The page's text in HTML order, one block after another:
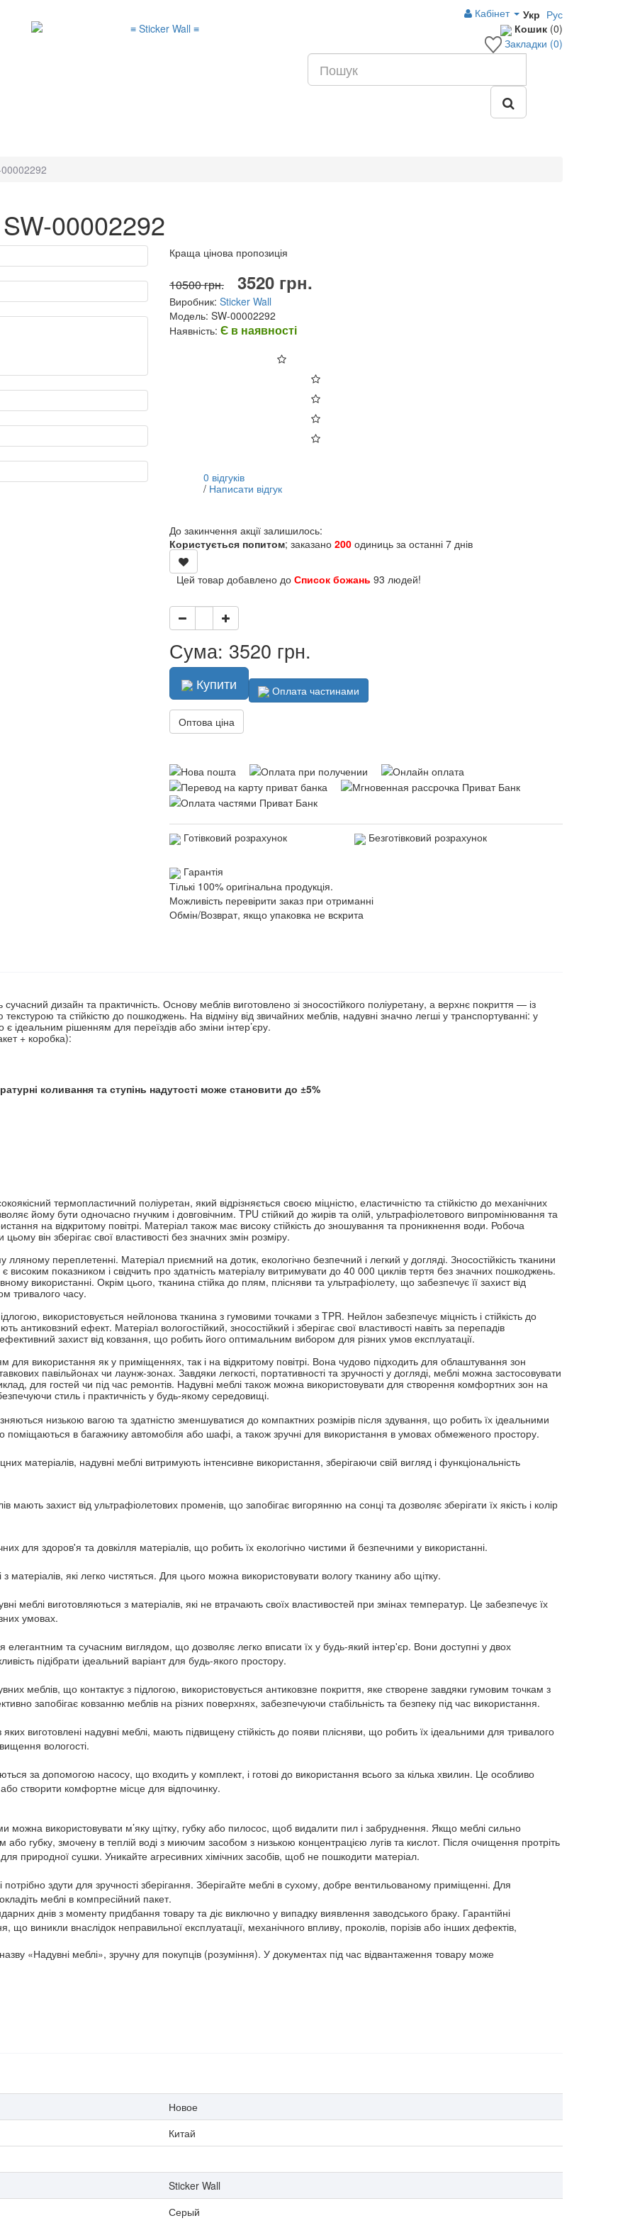
Укр Рус
Кабінет
Кошик (0)
Закладки (0)
00002292
Краща цінова пропозиція
10500 грн. 3520 грн.
Виробник: Sticker Wall
Модель: SW-00002292
Наявність: Є в наявності
0 відгуків
            /
Написати відгук
До закинчення акції залишилось:
Користується попитом; заказано 200 одиниць за останні 7 днів
Цей товар добавлено до Список божань 93 людей!
Сума: 3520 грн.
Купити Оплата частинами
Оптова ціна
Готівковий розрахунок Безготівковий розрахунок
Гарантія
Тількі 100% оригінальна продукція.
Можливість перевірити заказ при отриманні
Обмін/Возврат, якщо упаковка не вскрита
дизайн та практичність. Основу меблів виготовлено зі зносостійкого поліуретану, а верхнє покриття — із
та стійкістю до пошкоджень. На відміну від звичайних меблів, надувні значно легші у транспортуванні: у
рішенням для переїздів або зміни інтер’єру.
+ коробка):
коливання та ступінь надутості може становити до ±5%
термопластичний поліуретан, який відрізняється своєю міцністю, еластичністю та стійкістю до механічних
йому бути одночасно гнучким і довговічним. TPU стійкий до жирів та олій, ультрафіолетового випромінювання та
на відкритому повітрі. Матеріал також має високу стійкість до зношування та проникнення води. Робоча
він зберігає свої властивості без значних змін розміру.
переплетенні. Матеріал приємний на дотик, екологічно безпечний і легкий у догляді. Зносостійкість тканини
показником і свідчить про здатність матеріалу витримувати до 40 000 циклів тертя без значних пошкоджень.
використанні. Окрім цього, тканина стійка до плям, плісняви та ультрафіолету, що забезпечує її захист від
тривалого часу.
використовується нейлонова тканина з гумовими точками з TPR. Нейлон забезпечує міцність і стійкість до
ефект. Матеріал вологостійкий, зносостійкий і зберігає свої властивості навіть за перепадів
ефективний захист від ковзання, що робить його оптимальним вибором для різних умов експлуатації.
для використання як у приміщеннях, так і на відкритому повітрі. Вона чудово підходить для облаштування зон
павільйонах чи лаунж-зонах. Завдяки легкості, портативності та зручності у догляді, меблі можна застосовувати
для гостей чи під час ремонтів. Надувні меблі також можна використовувати для створення комфортних зон на
стиль і практичність у будь-якому середовищі.
низькою вагою та здатністю зменшуватися до компактних розмірів після здування, що робить їх ідеальними
поміщаються в багажнику автомобіля або шафі, а також зручні для використання в умовах обмеженого простору.
матеріалів, надувні меблі витримують інтенсивне використання, зберігаючи свій вигляд і функціональність
мають захист від ультрафіолетових променів, що запобігає вигорянню на сонці та дозволяє зберігати їх якість і колір
для здоров'я та довкілля матеріалів, що робить їх екологічно чистими й безпечними у використанні.
матеріалів, які легко чистяться. Для цього можна використовувати вологу тканину або щітку.
меблі виготовляються з матеріалів, які не втрачають своїх властивостей при змінах температур. Це забезпечує їх
умовах.
елегантним та сучасним виглядом, що дозволяє легко вписати їх у будь-який інтер'єр. Вони доступні у двох
підібрати ідеальний варіант для будь-якого простору.
меблів, що контактує з підлогою, використовується антиковзне покриття, яке створене завдяки гумовим точкам з
запобігає ковзанню меблів на різних поверхнях, забезпечуючи стабільність та безпеку під час використання.
виготовлені надувні меблі, мають підвищену стійкість до появи плісняви, що робить їх ідеальними для тривалого
вологості.
за допомогою насосу, що входить у комплект, і готові до використання всього за кілька хвилин. Це особливо
створити комфортне місце для відпочинку.
використовувати м’яку щітку, губку або пилосос, щоб видалити пил і забруднення. Якщо меблі сильно
або губку, змочену в теплій воді з миючим засобом з низькою концентрацією лугів та кислот. Після очищення протріть
природної сушки. Уникайте агресивних хімічних засобів, щоб не пошкодити матеріал.
здути для зручності зберігання. Зберігайте меблі в сухому, добре вентильованому приміщенні. Для
меблі в компресійний пакет.
виникли внаслідок неправильної експлуатації, механічного впливу, проколів, порізів або інших дефектів,
«Надувні меблі», зручну для покупців (розуміння). У документах під час відвантаження товару може
Новое
Китай
Sticker Wall
Серый